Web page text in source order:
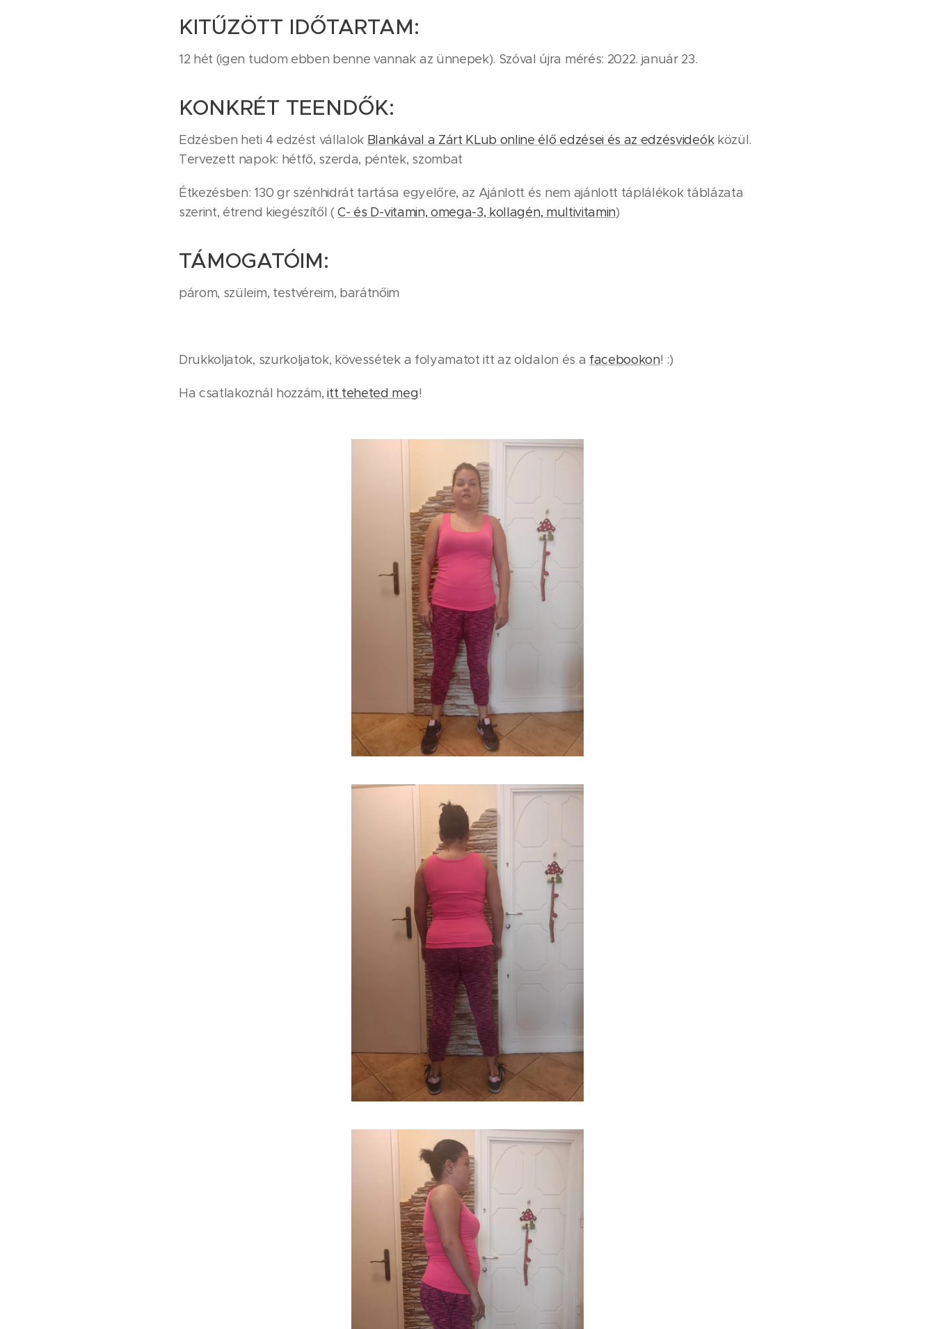
KITŰZÖTT IDŐTARTAM:
12 hét (igen tudom ebben benne vannak az ünnepek). Szóval újra mérés: 2022. január 23.
KONKRÉT TEENDŐK:
Edzésben heti 4 edzést vállalok Blankával a Zárt KLub online élő edzései és az edzésvideókközül.
Tervezett napok: hétfő, szerda, péntek, szombat
Étkezésben: 130 gr szénhidrát tartása egyelőre, az Ajánlott és nem ajánlott táplálékok táblázata
szerint, étrend kiegészítől (C- és D-vitamin, omega-3, kollagén, multivitamin)
TÁMOGATÓIM:
párom, szüleim, testvéreim, barátnőim
Drukkoljatok, szurkoljatok, kövessétek a folyamatot itt az oldalon és a facebookon! :)
Ha csatlakoznál hozzám,itt teheted meg!